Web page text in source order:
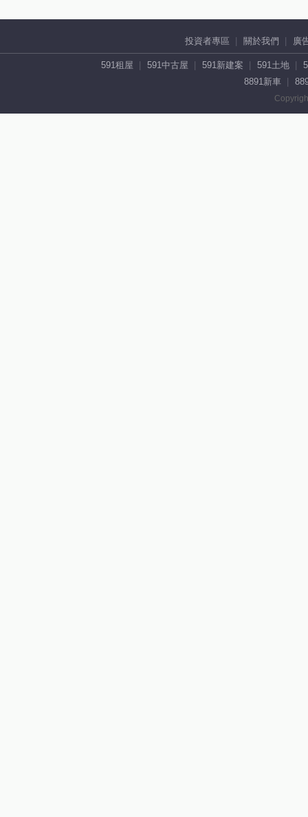
投資者專區 關於我們 廣
591租屋 591中古屋 591新建案 591土地
8891新車